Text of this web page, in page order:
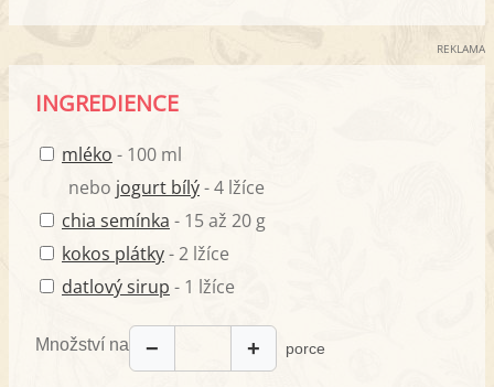
REKLAMA
INGREDIENCE
mléko - 100 ml
nebo jogurt bílý- 4 lžíce
chia semínka - 15 až 20 g
kokos plátky- 2 lžíce
datlový sirup - 1 lžíce
Množství na − + porce